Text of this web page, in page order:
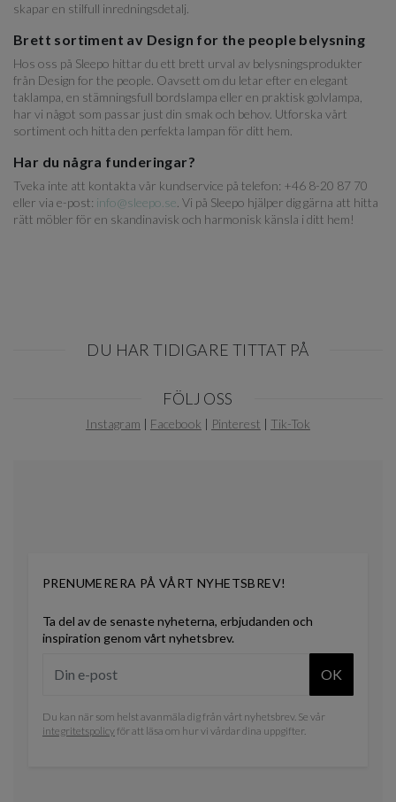
skapar en stilfull inredningsdetalj.
Brett sortiment av Design for the people belysning
Hos oss på Sleepo hittar du ett brett urval av belysningsprodukter
från Design for the people. Oavsett om du letar efter en elegant
taklampa, en stämningsfull bordslampa eller en praktisk golvlampa,
har vi något som passar just din smak och behov. Utforska vårt
sortiment och hitta den perfekta lampan för ditt hem.
Har du några funderingar?
Tveka inte att kontakta vår kundservice på telefon: +46 8-20 87 70
eller via e-post: info@sleepo.se . Vi på Sleepo hjälper dig gärna att hitta
rätt möbler för en skandinavisk och harmonisk känsla i ditt hem!
DU HAR TIDIGARE TITTAT PÅ
FÖLJ OSS
Instagram | Facebook | Pinterest | Tik-Tok
PRENUMERERA PÅ VÅRT NYHETSBREV!
Ta del av de senaste nyheterna, erbjudanden och
inspiration genom vårt nyhetsbrev.
OK
Du kan när som helst avanmäla dig från vårt nyhetsbrev. Se vår
integritetspolicyför att läsa om hur vi vårdar dina uppgifter.